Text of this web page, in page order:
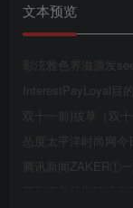
文本预览
彰泫雅色养滋源发
InterestPayLoyal目
双十一前)拔草（双
怂度太平洋时尚网
腾讯新闻ZAKER①
顾资源美妆学院排